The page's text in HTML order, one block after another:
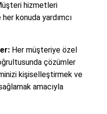
hizmetleri
konuda yardımcı
Her müşteriye özel
çözümler
kişiselleştirmek ve
amacıyla